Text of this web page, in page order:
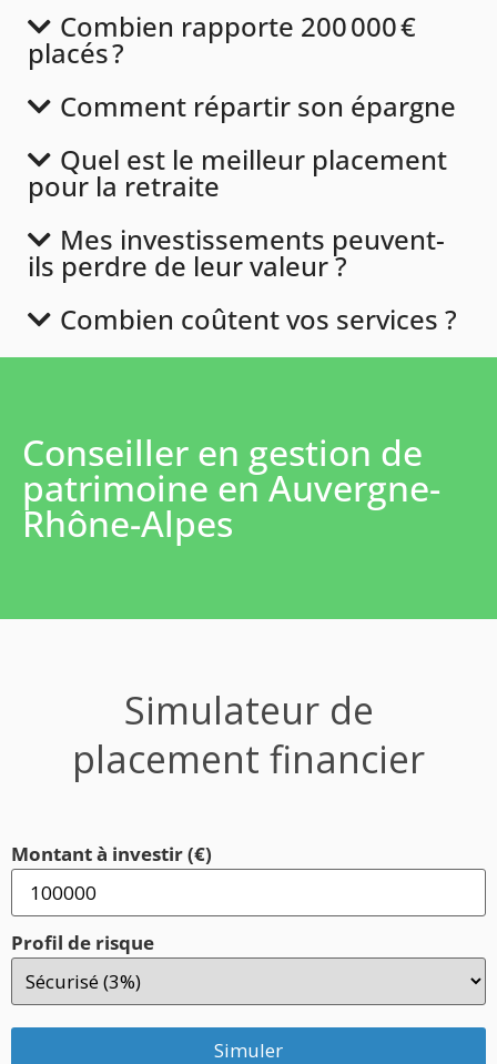
Combien rapporte 200 000 €
placés ?
Comment répartir son épargne
Quel est le meilleur placement
pour la retraite
Mes investissements peuvent-
ils perdre de leur valeur ?
Combien coûtent vos services ?
Conseiller en gestion de
patrimoine en Auvergne-
Rhône-Alpes
Simulateur de
placement financier
Montant à investir (€)
Profil de risque
Simuler